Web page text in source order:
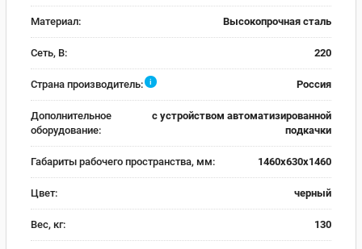
Материал: Высокопрочная сталь
Сеть, В: 220
Страна производитель: i Россия
Дополнительное
оборудование:
с устройством автоматизированной
подкачки
Габариты рабочего пространства, мм: 1460х630х1460
Цвет: черный
Вес, кг: 130